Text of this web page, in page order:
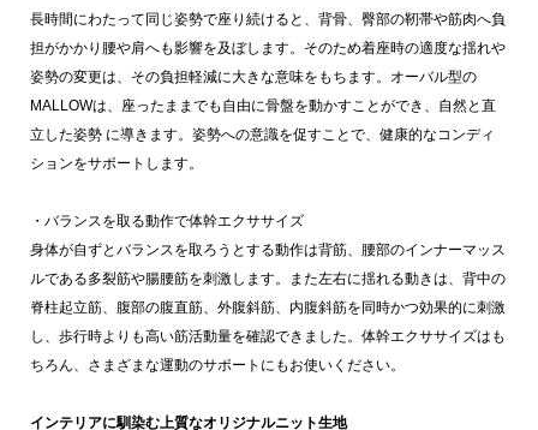
長時間にわたって同じ姿勢で座り続けると、背骨、臀部の靭帯や筋肉へ負
担がかかり腰や肩へも影響を及ぼします。そのため着座時の適度な揺れや
姿勢の変更は、その負担軽減に大きな意味をもちます。オーバル型の
MALLOWは、座ったままでも自由に骨盤を動かすことができ、自然と直
立した姿勢 に導きます。姿勢への意識を促すことで、健康的なコンディ
ションをサポートします。
・バランスを取る動作で体幹エクササイズ
身体が自ずとバランスを取ろうとする動作は背筋、腰部のインナーマッス
ルである多裂筋や腸腰筋を刺激します。また左右に揺れる動きは、背中の
脊柱起立筋、腹部の腹直筋、外腹斜筋、内腹斜筋を同時かつ効果的に刺激
し、歩行時よりも高い筋活動量を確認できました。体幹エクササイズはも
ちろん、さまざまな運動のサポートにもお使いください。
インテリアに馴染む上質なオリジナルニット生地